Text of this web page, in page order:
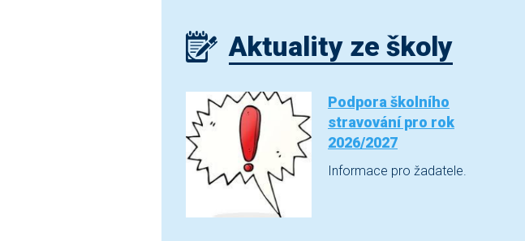
Aktuality ze školy
Podpora školního
stravování pro rok
2026/2027
Informace pro žadatele.